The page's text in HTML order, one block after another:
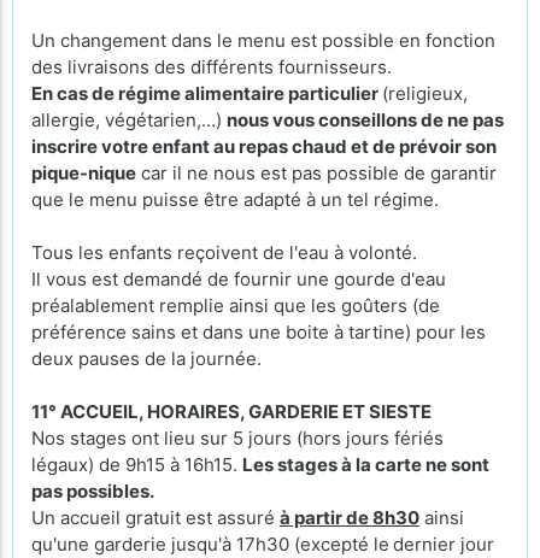
Un changement dans le menu est possible en fonction
des livraisons des différents fournisseurs.
En cas de régime alimentaire particulier (religieux,
allergie, végétarien,...) nous vous conseillons de ne pas
inscrire votre enfant au repas chaud et de prévoir son
pique-nique car il ne nous est pas possible de garantir
que le menu puisse être adapté à un tel régime.
Tous les enfants reçoivent de l'eau à volonté.
Il vous est demandé de fournir une gourde d'eau
préalablement remplie ainsi que les goûters (de
préférence sains et dans une boite à tartine) pour les
deux pauses de la journée.
11° ACCUEIL, HORAIRES, GARDERIE ET SIESTE
Nos stages ont lieu sur 5 jours (hors jours fériés
légaux) de 9h15 à 16h15. Les stages à la carte ne sont
pas possibles.
Un accueil gratuit est assuré à partir de 8h30 ainsi
qu'une garderie jusqu'à 17h30 (excepté le dernier jour